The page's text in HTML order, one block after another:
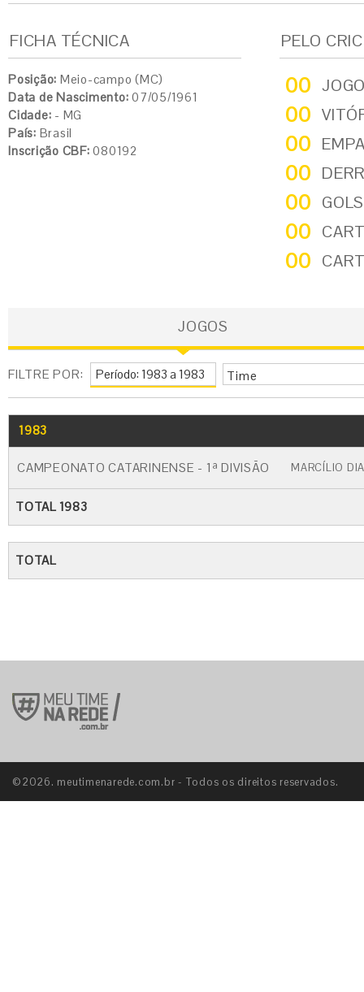
FICHA TÉCNICA
Posição: Meio-campo (MC)
Data de Nascimento: 07/05/1961
Cidade: - MG
País: Brasil
Inscrição CBF: 080192
PELO
00
00
00
00
00
00
00
JOGOS
FILTRE POR: Time
1983
CAMPEONATO CATARINENSE - 1ª DIVISÃO MARCÍLIO
TOTAL 1983
TOTAL
©2026. meutimenarede.com.br - Todos os direitos reservados.